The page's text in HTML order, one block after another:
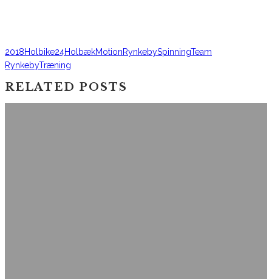
2018Holbike24HolbækMotionRynkebySpinningTeam
RynkebyTræning
RELATED POSTS